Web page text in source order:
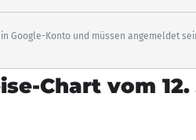
Google-Konto und müssen angemeldet
Chart vom 12.